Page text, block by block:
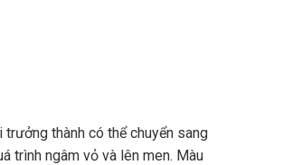
thành có thể chuyển sang
trình ngâm vỏ và lên men. Màu